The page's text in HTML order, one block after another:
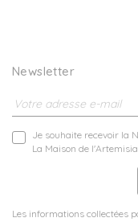
Newsletter
Je souhaite recevoir la
La Maison de l'Artemisia
Les informations collectées